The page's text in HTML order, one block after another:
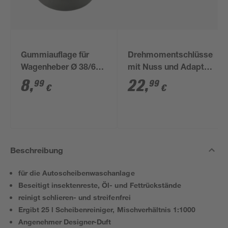
Gummiauflage für
Wagenheber Ø 38/65
mm
8,99 €
Drehmomentschlüssel
mit Nuss und Adapter
1/2"
22,99 €
Beschreibung
für die Autoscheibenwaschanlage
Beseitigt insektenreste, Öl- und Fettrückstände
reinigt schlieren- und streifenfrei
Ergibt 25 l Scheibenreiniger, Mischverhältnis 1:1000
Angenehmer Designer-Duft